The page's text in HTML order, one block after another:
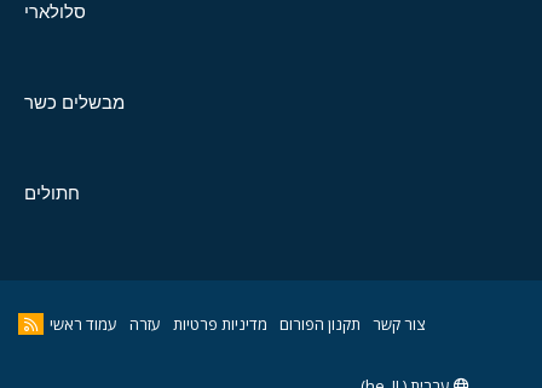
סלולארי
מבשלים כשר
חתולים
צור קשר תקנון הפורום מדיניות פרטיות עזרה עמוד ראשי